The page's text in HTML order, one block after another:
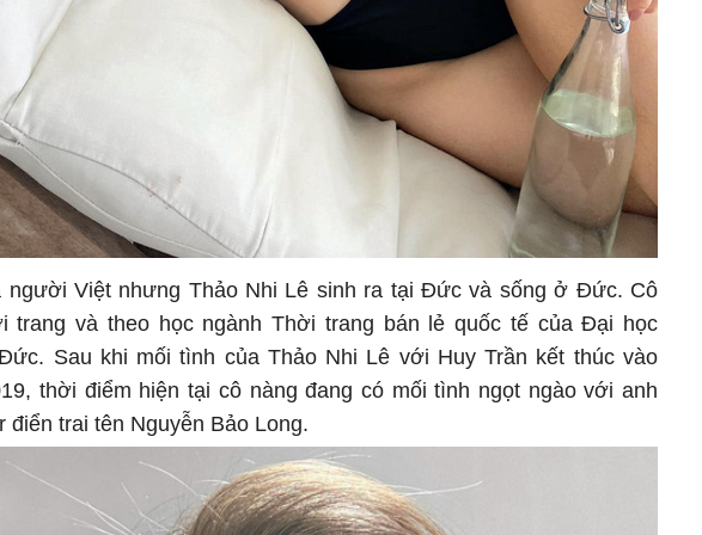
người Việt nhưng Thảo Nhi Lê sinh ra tại Đức và sống ở Đức. Cô
trang và theo học ngành Thời trang bán lẻ quốc tế của Đại học
Sau khi mối tình của Thảo Nhi Lê với Huy Trần kết thúc vào
thời điểm hiện tại cô nàng đang có mối tình ngọt ngào với anh
điển trai tên Nguyễn Bảo Long.